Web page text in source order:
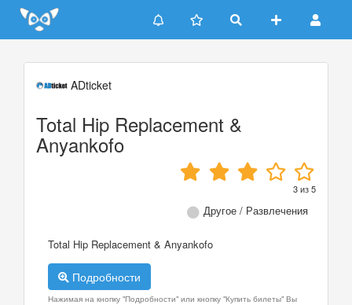
Update cookies preferences
ADticket
Total Hip Replacement &
Anyankofo
3из5
Другое / Развлечения
Total Hip Replacement & Anyankofo
Подробности
Нажимая на кнопку "Подробности" или кнопку "Купить билеты" Вы